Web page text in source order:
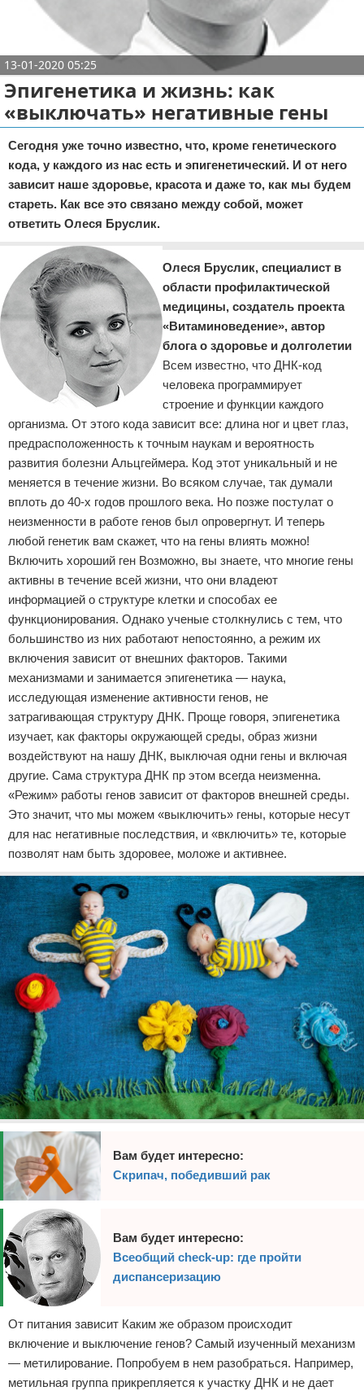
Кино и сериалы
Покупки
Мода и стиль
Отказ от ответственности
13-01-2020 05:25
Эпигенетика и жизнь: как
«выключать» негативные гены
Сегодня уже точно известно, что, кроме генетического
кода, у каждого из нас есть и эпигенетический. И от него
зависит наше здоровье, красота и даже то, как мы будем
стареть. Как все это связано между собой, может
ответить Олеся Бруслик.
Олеся Бруслик, специалист в
области профилактической
медицины, создатель проекта
«Витаминоведение», автор
блога о здоровье и долголетии
Всем известно, что ДНК-код
человека программирует
строение и функции каждого
организма. От этого кода зависит все: длина ног и цвет глаз,
предрасположенность к точным наукам и вероятность
развития болезни Альцгеймера. Код этот уникальный и не
меняется в течение жизни. Во всяком случае, так думали
вплоть до 40-х годов прошлого века. Но позже постулат о
неизменности в работе генов был опровергнут. И теперь
любой генетик вам скажет, что на гены влиять можно!
Включить хороший ген Возможно, вы знаете, что многие гены
активны в течение всей жизни, что они владеют
информацией о структуре клетки и способах ее
функционирования. Однако ученые столкнулись с тем, что
большинство из них работают непостоянно, а режим их
включения зависит от внешних факторов. Такими
механизмами и занимается эпигенетика — наука,
исследующая изменение активности генов, не
затрагивающая структуру ДНК. Проще говоря, эпигенетика
изучает, как факторы окружающей среды, образ жизни
воздействуют на нашу ДНК, выключая одни гены и включая
другие. Сама структура ДНК пр этом всегда неизменна.
«Режим» работы генов зависит от факторов внешней среды.
Это значит, что мы можем «выключить» гены, которые несут
для нас негативные последствия, и «включить» те, которые
позволят нам быть здоровее, моложе и активнее.
Вам будет интересно:
Скрипач, победивший рак
Вам будет интересно:
Всеобщий check-up: где пройти
диспансеризацию
От питания зависит Каким же образом происходит
включение и выключение генов? Самый изученный механизм
— метилирование. Попробуем в нем разобраться. Например,
метильная группа прикрепляется к участку ДНК и не дает